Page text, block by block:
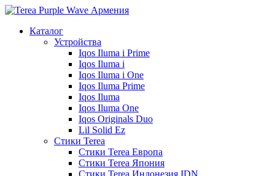
Каталог
Устройства
Iqos Iluma i Prime
Iqos Iluma i
Iqos Iluma i One
Iqos Iluma Prime
Iqos Iluma
Iqos Iluma One
Iqos Originals Duo
Lil Solid Ez
Стики Terea
Cтики Terea Европа
Стики Terea Япония
Стики Terea Индонезия IDN